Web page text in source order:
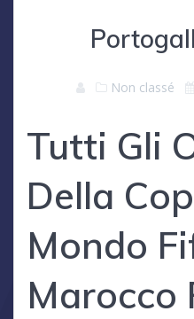
Non classé
Tutti Gli
Della
Mondo
Marocco